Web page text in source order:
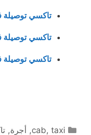
تاكسي
تاكسي توصيلة
تاكسي توصيلة
التصنيفات
cab, taxi
, أجرة,